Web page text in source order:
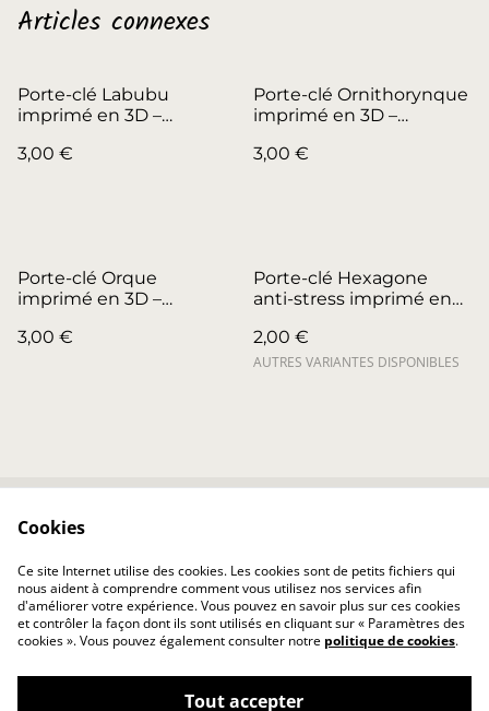
Articles connexes
Porte-clé Labubu
imprimé en 3D –
3,00 €
Porte-clé Ornithorynque
imprimé en 3D –
3,00 €
Porte-clé Orque
imprimé en 3D –
3,00 €
Porte-clé Hexagone
anti-stress imprimé en
2,00 €
AUTRES VARIANTES DISPONIBLES
Politique de
confidentialité
Politique de cookies
Cookies
Ce site Internet utilise des cookies. Les cookies sont de petits fichiers qui
nous aident à comprendre comment vous utilisez nos services afin
d'améliorer votre expérience. Vous pouvez en savoir plus sur ces cookies
et contrôler la façon dont ils sont utilisés en cliquant sur « Paramètres des
cookies ». Vous pouvez également consulter notre politique de cookies.
Tout accepter